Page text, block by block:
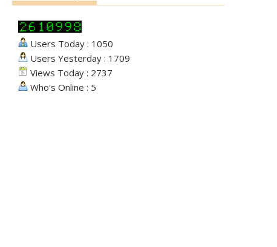
Users Today : 1050
Users Yesterday : 1709
Views Today : 2737
Who's Online : 5